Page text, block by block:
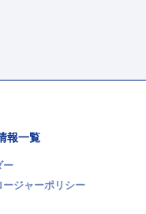
報一覧
ー
ージャーポリシー